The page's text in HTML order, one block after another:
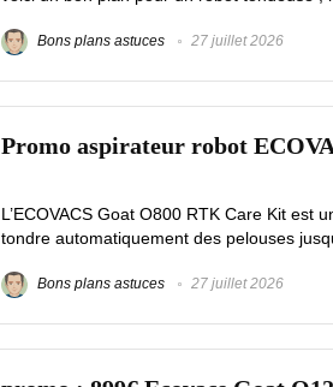
Bons plans astuces 27 juillet 2026
Promo aspirateur robot
L’ECOVACS Goat O800 RTK Care Kit
tondre automatiquement des pelouses
Bons plans astuces 27 juillet 2026